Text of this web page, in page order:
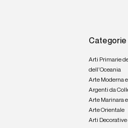
Categorie
Arti Primarie
dell'Oceania
Arte Moderna
Argenti da
Arte Marinara
Arte Orientale
Arti Decorative